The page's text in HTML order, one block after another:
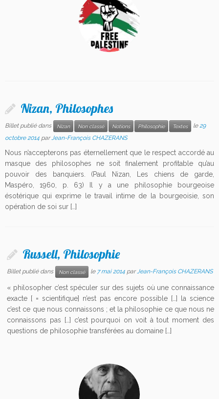
Nizan, Philosophes
Billet publié dans Nizan Non classé Notions Philosophie Textes le29
octobre 2014 parJean-François CHAZERANS
Nous n’accepterons pas éternellement que le respect accordé au
masque des philosophes ne soit finalement profitable qu’au
pouvoir des banquiers. (Paul Nizan, Les chiens de garde,
Maspéro, 1960, p. 63) Il y a une philosophie bourgeoise
ésotérique qui exprime le travail intime de la bourgeoisie, son
opération de soi sur […]
Russell, Philosophie
Billet publié dans Non classé le 7 mai 2014 parJean-François CHAZERANS
« philosopher c’est spéculer sur des sujets où une connaissance
exacte [ = scientifique] n’est pas encore possible […] la science
c’est ce que nous connaissons ; et la philosophie ce que nous ne
connaissons pas […] c’est pourquoi on voit à tout moment des
questions de philosophie transférées au domaine […]